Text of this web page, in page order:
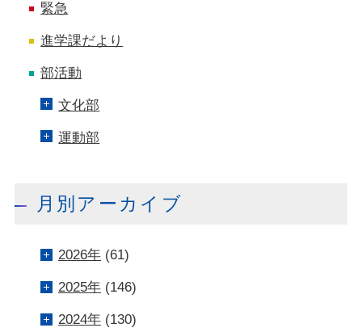
緊急
進学課だより
部活動
文化部
運動部
月別アーカイブ
2026年(61)
2025年(146)
2024年(130)